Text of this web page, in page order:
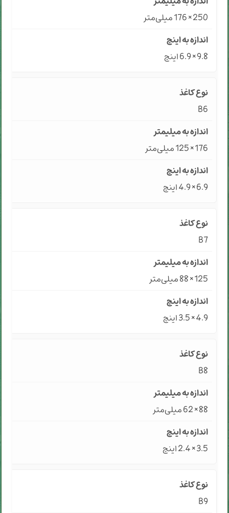
250 × 176 میلی‌متر
9.8 × 6.9 اینچ
B6
176 × 125 میلی‌متر
6.9 × 4.9 اینچ
B7
125 × 88 میلی‌متر
4.9 × 3.5 اینچ
B8
88 × 62 میلی‌متر
3.5 × 2.4 اینچ
B9